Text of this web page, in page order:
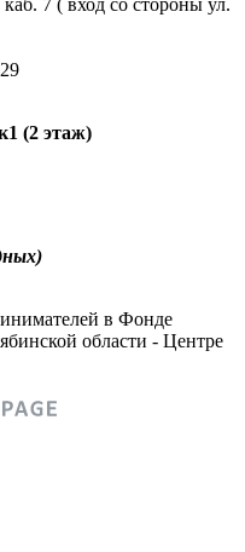
(2 этаж)
в Фонде
области - Центре